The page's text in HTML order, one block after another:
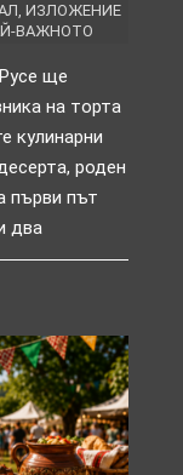
, ИЗЛОЖЕНИЕ
ВАЖНОТО
ще
на торта
кулинарни
роден
първи път
два